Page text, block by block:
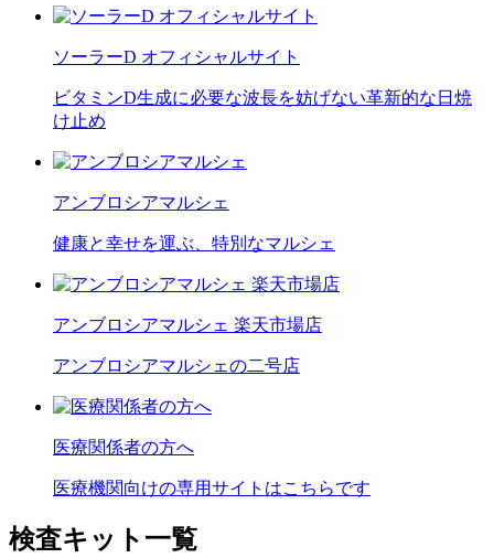
ソーラーD オフィシャルサイト
ビタミンD生成に必要な波長を妨げない革新的な日焼
け止め
アンブロシアマルシェ
健康と幸せを運ぶ、特別なマルシェ
アンブロシアマルシェ 楽天市場店
アンブロシアマルシェの二号店
医療関係者の方へ
医療機関向けの専用サイトはこちらです
検査キット一覧